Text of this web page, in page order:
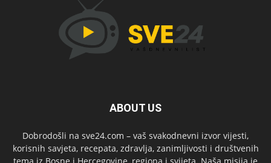
ABOUT US
Dobrodošli na sve24.com – vaš svakodnevni izvor vijesti,
korisnih savjeta, recepata, zdravlja, zanimljivosti i društvenih